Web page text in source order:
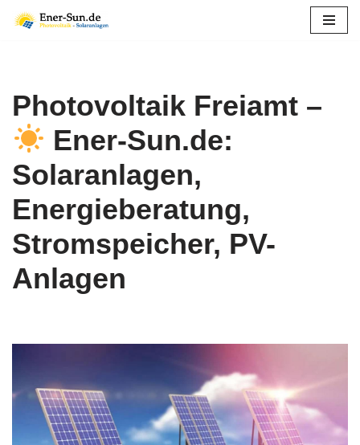
Photovoltaik Freiamt –
Ener-Sun.de:
Solaranlagen,
Energieberatung,
Stromspeicher, PV-
Anlagen